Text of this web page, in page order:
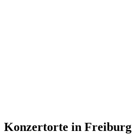
Konzertorte in Freiburg